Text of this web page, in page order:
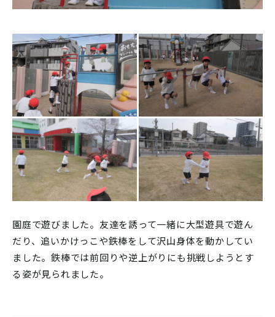
園庭で遊びました。友達を誘って一緒に大型遊具で遊ん
だり、追いかけっこや鉄棒をして沢山身体を動かしてい
ました。鉄棒では前回りや逆上がりにも挑戦しようとす
る姿が見られました。